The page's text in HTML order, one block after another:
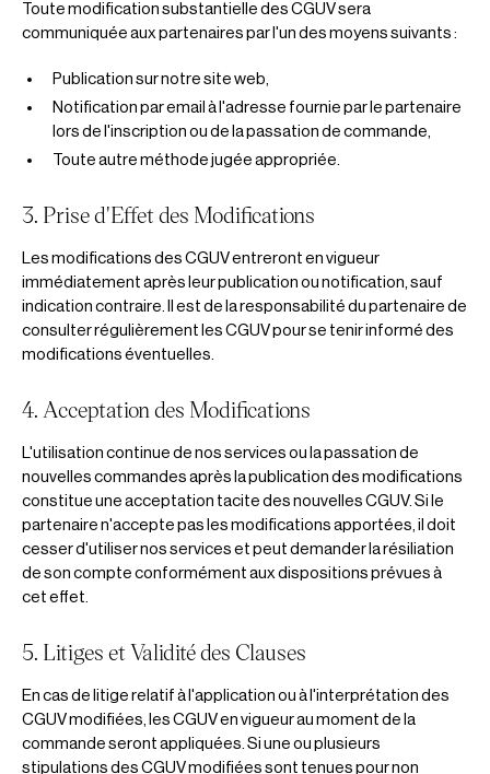
Toute modification substantielle des CGUV sera
communiquée aux partenaires par l'un des moyens suivants :
Publication sur notre site web,
Notification par email à l'adresse fournie par le partenaire
lors de l'inscription ou de la passation de commande,
Toute autre méthode jugée appropriée.
3. Prise d'Effet des Modifications
Les modifications des CGUV entreront en vigueur
immédiatement après leur publication ou notification, sauf
indication contraire. Il est de la responsabilité du partenaire de
consulter régulièrement les CGUV pour se tenir informé des
modifications éventuelles.
4. Acceptation des Modifications
L'utilisation continue de nos services ou la passation de
nouvelles commandes après la publication des modifications
constitue une acceptation tacite des nouvelles CGUV. Si le
partenaire n'accepte pas les modifications apportées, il doit
cesser d'utiliser nos services et peut demander la résiliation
de son compte conformément aux dispositions prévues à
cet effet.
5. Litiges et Validité des Clauses
En cas de litige relatif à l'application ou à l'interprétation des
CGUV modifiées, les CGUV en vigueur au moment de la
commande seront appliquées. Si une ou plusieurs
stipulations des CGUV modifiées sont tenues pour non